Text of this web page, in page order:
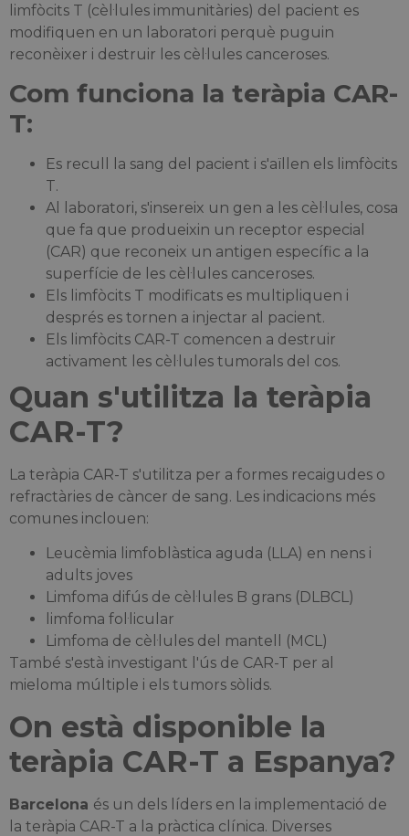
limfòcits T (cèl·lules immunitàries) del pacient es
modifiquen en un laboratori perquè puguin
reconèixer i destruir les cèl·lules canceroses.
Com funciona la teràpia CAR-
T:
Es recull la sang del pacient i s'aïllen els limfòcits
T.
Al laboratori, s'insereix un gen a les cèl·lules, cosa
que fa que produeixin un receptor especial
(CAR) que reconeix un antigen específic a la
superfície de les cèl·lules canceroses.
Els limfòcits T modificats es multipliquen i
després es tornen a injectar al pacient.
Els limfòcits CAR-T comencen a destruir
activament les cèl·lules tumorals del cos.
Quan s'utilitza la teràpia
CAR-T?
La teràpia CAR-T s'utilitza per a formes recaigudes o
refractàries de càncer de sang. Les indicacions més
comunes inclouen:
Leucèmia limfoblàstica aguda (LLA) en nens i
adults joves
Limfoma difús de cèl·lules B grans (DLBCL)
limfoma fol·licular
Limfoma de cèl·lules del mantell (MCL)
També s'està investigant l'ús de CAR-T per al
mieloma múltiple i els tumors sòlids.
On està disponible la
teràpia CAR-T a Espanya?
Barcelona és un dels líders en la implementació de
la teràpia CAR-T a la pràctica clínica. Diverses